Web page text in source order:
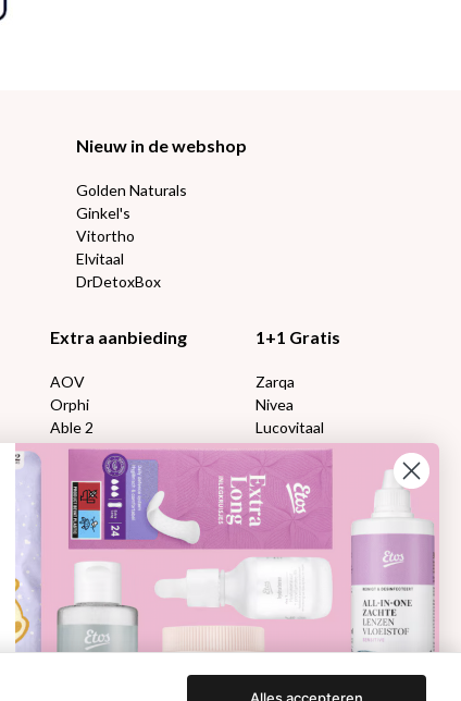
Nieuw in de webshop
Golden Naturals
Ginkel's
Vitortho
Elvitaal
DrDetoxBox
Extra aanbieding
AOV
Orphi
Able 2
Florame
Proviform
1+1 Gratis
Zarqa
Nivea
Lucovitaal
Kneipp
Therme
Etos aanbiedingen:
Gezichtsverzorging
Wella
DETOXEN
Always
Libresse
Gliss Kur
Etos maandlenzen
Alles accepteren